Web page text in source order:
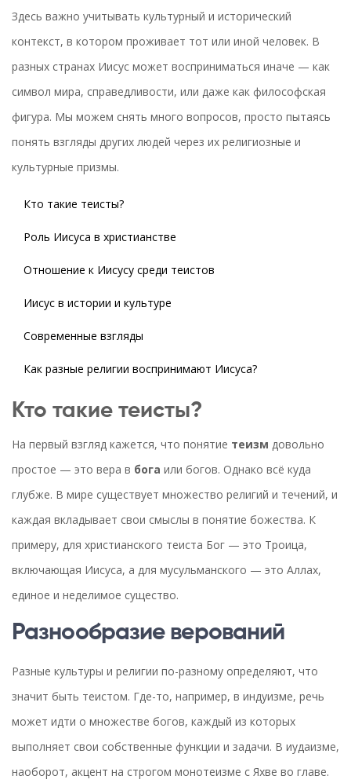
Здесь важно учитывать культурный и исторический
контекст, в котором проживает тот или иной человек. В
разных странах Иисус может восприниматься иначе — как
символ мира, справедливости, или даже как философская
фигура. Мы можем снять много вопросов, просто пытаясь
понять взгляды других людей через их религиозные и
культурные призмы.
Кто такие теисты?
Роль Иисуса в христианстве
Отношение к Иисусу среди теистов
Иисус в истории и культуре
Современные взгляды
Как разные религии воспринимают Иисуса?
Кто такие теисты?
На первый взгляд кажется, что понятие теизм довольно
простое — это вера в бога или богов. Однако всё куда
глубже. В мире существует множество религий и течений, и
каждая вкладывает свои смыслы в понятие божества. К
примеру, для христианского теиста Бог — это Троица,
включающая Иисуса, а для мусульманского — это Аллах,
единое и неделимое существо.
Разнообразие верований
Разные культуры и религии по-разному определяют, что
значит быть теистом. Где-то, например, в индуизме, речь
может идти о множестве богов, каждый из которых
выполняет свои собственные функции и задачи. В иудаизме,
наоборот, акцент на строгом монотеизме с Яхве во главе.